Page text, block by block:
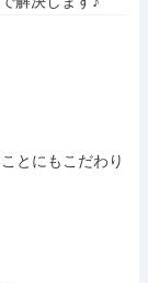
とにもこだわり